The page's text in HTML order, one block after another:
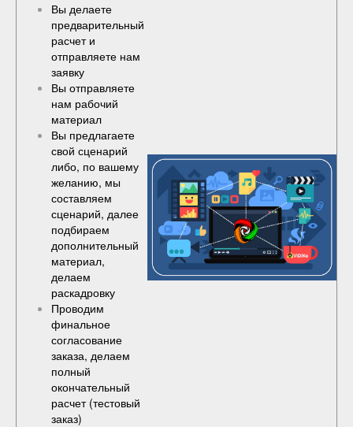
Вы делаете
предварительный
расчет и
отправляете нам
заявку
Вы отправляете
нам рабочий
материал
Вы предлагаете
свой сценарий
либо, по вашему
желанию, мы
составляем
сценарий, далее
подбираем
дополнительный
материал,
делаем
раскадровку
Проводим
финальное
согласование
заказа, делаем
полный
окончательный
расчет (тестовый
заказ)